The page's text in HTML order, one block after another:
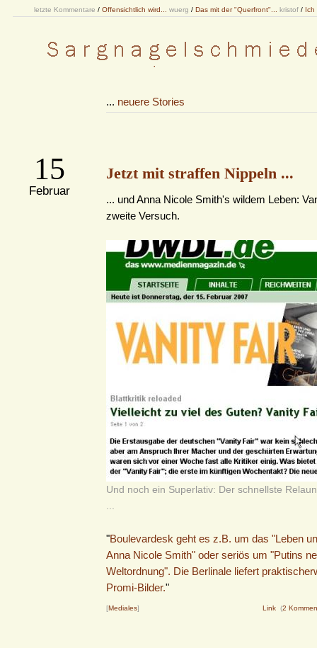
letzte Kommentare / Offensichtlich wird... wuerg / Das mit der "Querfront"... kristof / Ich
... neuere Stories
15
Februar
Jetzt mit straffen Nippeln ...
... und Anna Nicole Smith's wildem Leben:
zweite Versuch.
Und noch ein Superlativ: Der schnellste
"Boulevardesk geht es z.B. um das "Leben
Anna Nicole Smith" oder seriös um "Putins
Weltordnung". Die Berlinale liefert
Promi-Bilder."
[Mediales] Link (2